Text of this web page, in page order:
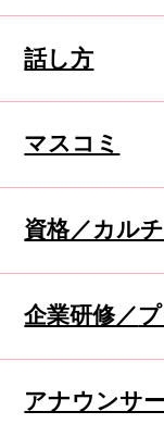
話し方
マスコミ
資格／カル
企業研修／
アナウンサ